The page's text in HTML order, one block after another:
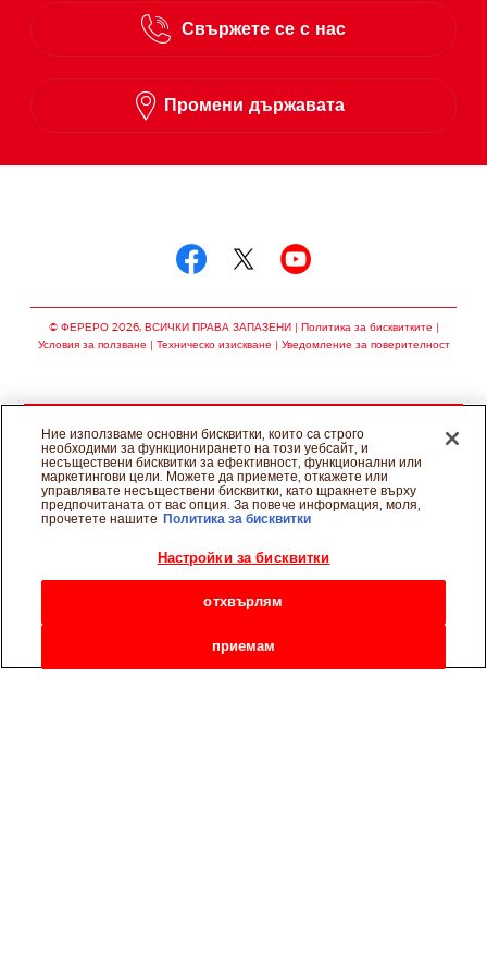
Свържете се с нас
Промени държавата
© ФЕРЕРО 2026, ВСИЧКИ ПРАВА ЗАПАЗЕНИ
Политика за бисквитките
Условия за ползване
Техническо изискване Уведомление за поверителност
Ние използваме основни бисквитки, които са строго
необходими за функционирането на този уебсайт, и
несъществени бисквитки за ефективност, функционални или
маркетингови цели. Можете да приемете, откажете или
управлявате несъществени бисквитки, като щракнете върху
предпочитаната от вас опция. За повече информация, моля,
прочетете нашите
Политика за бисквитки
Настройки за бисквитки
отхвърлям
приемам